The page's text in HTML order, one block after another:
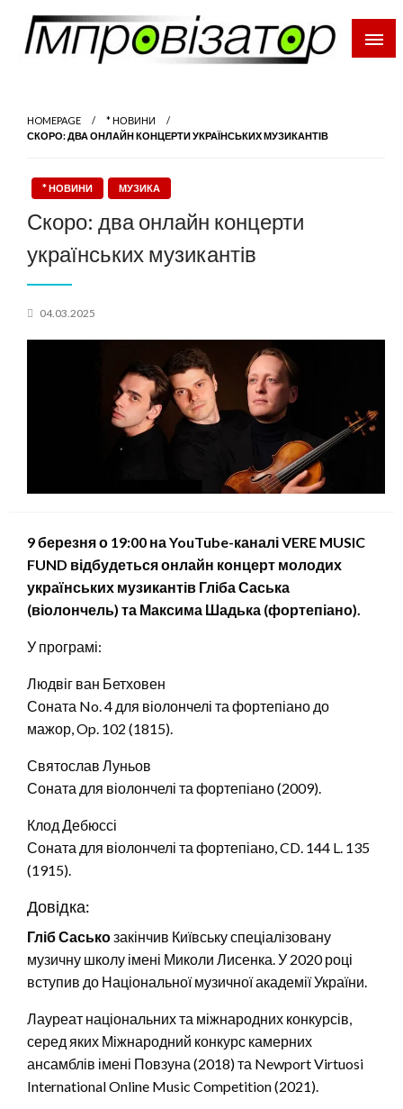
Перейти
вмісту
HOMEPAGE
* НОВИНИ
СКОРО: ДВА ОНЛАЙН КОНЦЕРТИ УКРАЇНСЬКИХ МУЗИКАНТІВ
* НОВИНИ МУЗИКА
Скоро: два онлайн концерти
українських музикантів
Posted
04.03.2025
9 березня о 19:00 наYouTube-каналіVERE MUSIC
FUND відбудеться онлайн концерт молодих
українських музикантів Гліба Саська
(віолончель) та Максима Шадька (фортепіано).
У програмі:
Людвіг ван Бетховен
Соната No. 4 для віолончелі та фортепіано до
мажор, Op. 102 (1815).
Святослав Луньов
Соната для віолончелі та фортепіано (2009).
Клод Дебюссі
Соната для віолончелі та фортепіано, CD. 144 L. 135
(1915).
Довідка:
Гліб Саськозакінчив Київську спеціалізовану
музичну школу імені Миколи Лисенка. У 2020 році
вступив до Національної музичної академії України.
Лауреат національних та міжнародних конкурсів,
серед яких Міжнародний конкурс камерних
ансамблів імені Повзуна (2018) та Newport Virtuosi
International Online Music Competition (2021).